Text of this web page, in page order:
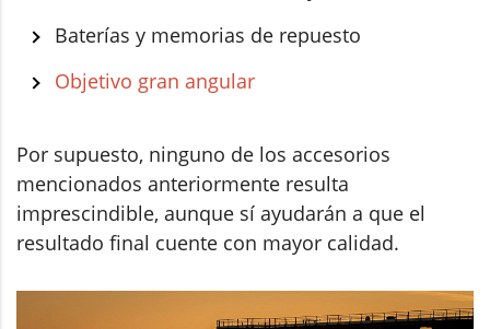
Baterías y memorias de repuesto
Objetivo gran angular
Por supuesto, ninguno de los accesorios
mencionados anteriormente resulta
imprescindible, aunque sí ayudarán a que el
resultado final cuente con mayor calidad.